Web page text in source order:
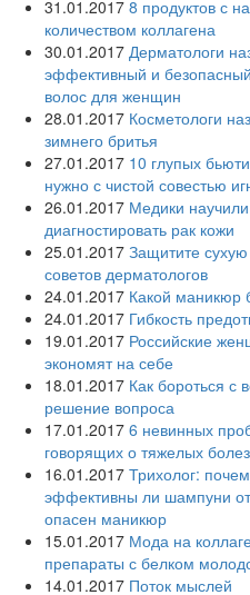
31.01.2017 8 продуктов с
количеством коллагена
30.01.2017 Дерматологи
эффективный и
волос для женщин
28.01.2017 Косметологи
зимнего бритья
27.01.2017 10 глупых
нужно с чистой совестью
26.01.2017 Медики
диагностировать рак кожи
25.01.2017 Защитите
советов дерматологов
24.01.2017 Какой маникюр
24.01.2017 Гибкость
19.01.2017 Российские
экономят на себе
18.01.2017 Как бороться с
решение вопроса
17.01.2017 6 невинных
говорящих о тяжелых
16.01.2017 Трихолог:
эффективны ли шампуни
опасен маникюр
15.01.2017 Мода на
препараты с белком
14.01.2017 Поток мыслей